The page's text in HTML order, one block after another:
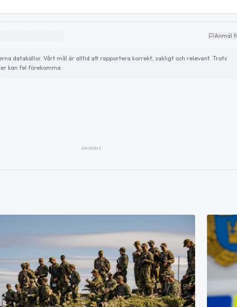
Anmäl
datakällor. Vårt mål är alltid att rapportera korrekt, sakligt och relevant. Trots
kan fel förekomma.
ANNONS